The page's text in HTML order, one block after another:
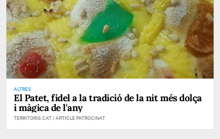
ALTRES
El Patet, fidel a la tradició de la nit més dolça
i màgica de l'any
TERRITORIS.CAT / ARTICLE PATROCINAT